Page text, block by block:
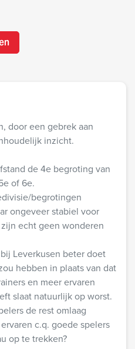
door een gebrek aan
inzicht.
de 4e begroting van
of 6e.
begrotingen
ongeveer stabiel voor
echt geen wonderen
Leverkusen beter doet
hebben in plaats van dat
en meer ervaren
slaat natuurlijk op worst.
de rest omlaag
c.q. goede spelers
op te trekken?